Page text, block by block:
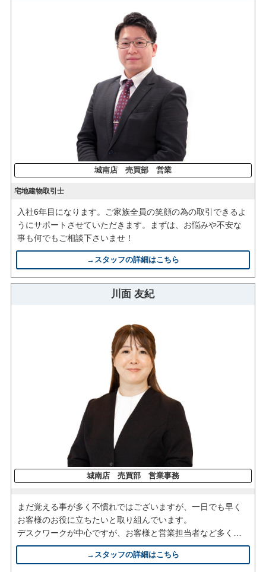
城南店 売買部 営業
宅地建物取引士
入社6年目になります。ご家族全員の笑顔の為の取引できるよ
うにサポートさせていただきます。まずは、お悩みや不安な
事も何でもご相談下さいませ！
→スタッフの詳細はこちら
川面 友紀
城南店 売買部 営業事務
まだ覚える事が多く不慣れではございますが、一日でも早く
お客様のお役に立ちたいと取り組んでいます。
デスクワークが中心ですが、お客様と営業担当者など多くの
人と関わる大切な仕事に誇りをもって取り組んでまいりま
→スタッフの詳細はこちら